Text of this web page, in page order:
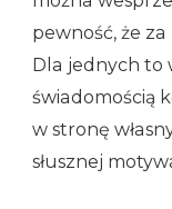
pewność, że
Dla jednych to
świadomością
w stronę
słusznej